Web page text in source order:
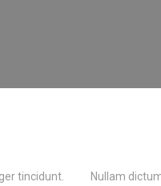
tincidunt.
Nullam